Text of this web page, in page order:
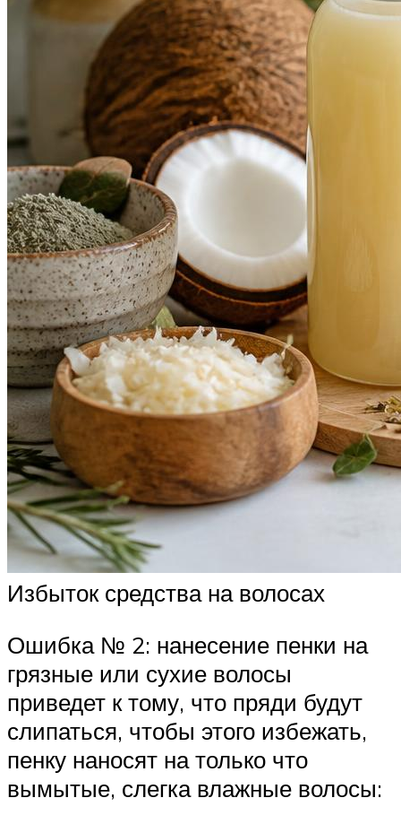
Избыток средства на волосах
Ошибка № 2: нанесение пенки на
грязные или сухие волосы
приведет к тому, что пряди будут
слипаться, чтобы этого избежать,
пенку наносят на только что
вымытые, слегка влажные волосы: